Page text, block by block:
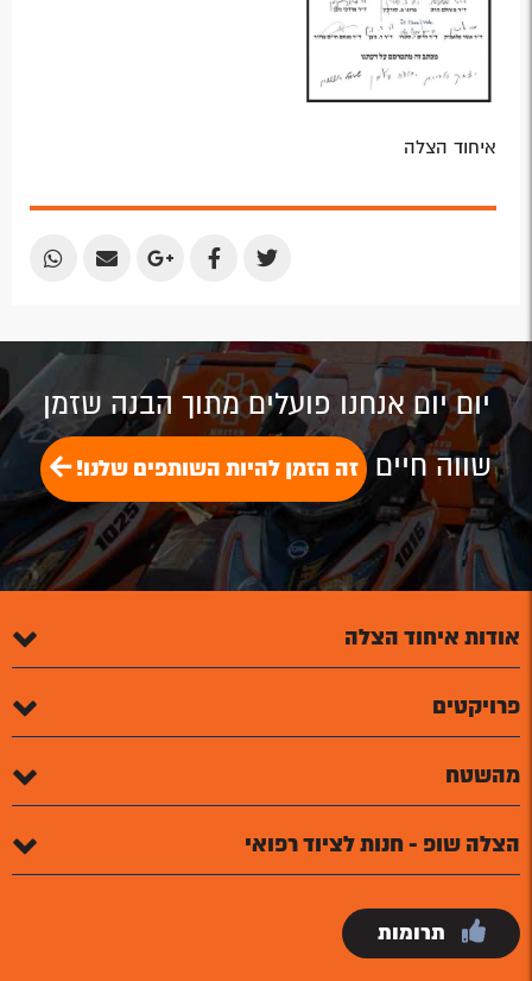
איחוד הצלה
Share
Share
Share
Share
Share
יום יום אנחנו פועלים מתוך הבנה שזמן
שווה חיים זה הזמן להיות השותפים שלנו!
אודות איחוד הצלה
פרויקטים
מהשטח
הצלה שופ - חנות לציוד רפואי
תרומות